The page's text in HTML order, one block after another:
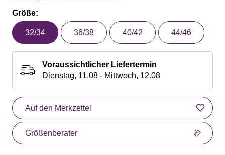
Größe:
32/34 36/38 40/42 44/46
Voraussichtlicher Liefertermin
Dienstag, 11.08 - Mittwoch, 12.08
Auf den Merkzettel
Größenberater